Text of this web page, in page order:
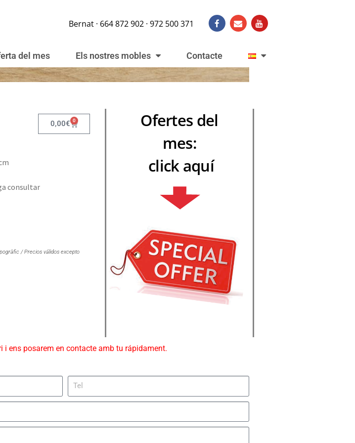
Bernat · 664 872 902 · 972 500 371
del mes Els nostres mobles Contacte
0,00€ 0
consultar
/ Precios válidos excepto
Ofertes del
mes:
click aquí
ens posarem en contacte amb tu rápidament.